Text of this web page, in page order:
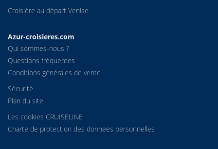
Croisière au départ Venise
Azur-croisieres.com
Qui sommes-nous ?
Questions fréquentes
Conditions générales de vente
Sécurité
Plan du site
Les cookies CRUISELINE
Charte de protection des donnees personnelles